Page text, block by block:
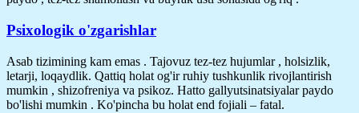
Psixologik o'zgarishlar
Asab tizimining kam emas . Tajovuz tez-tez hujumlar , holsizlik,
letarji, loqaydlik. Qattiq holat og'ir ruhiy tushkunlik rivojlantirish
mumkin , shizofreniya va psikoz. Hatto gallyutsinatsiyalar paydo
bo'lishi mumkin . Ko'pincha bu holat end fojiali – fatal.